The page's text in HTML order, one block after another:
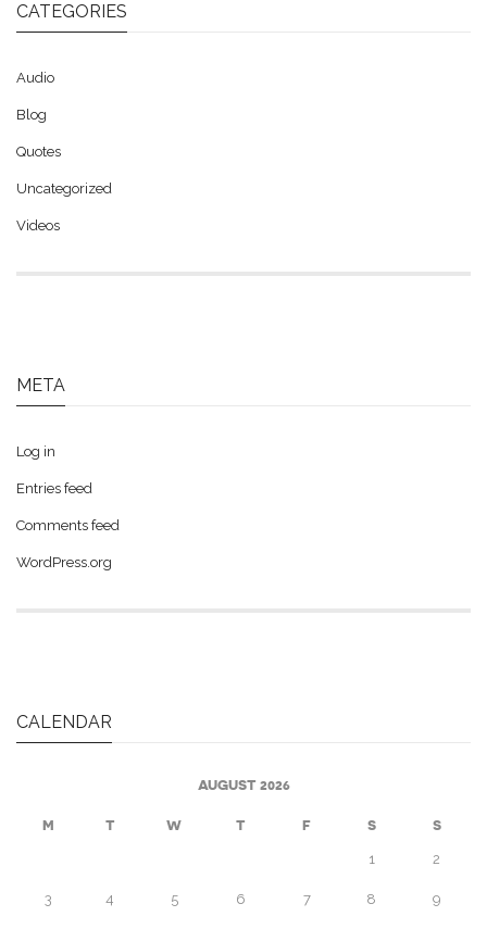
CATEGORIES
Audio
Blog
Quotes
Uncategorized
Videos
META
Log in
Entries feed
Comments feed
WordPress.org
CALENDAR
AUGUST 2026
M T W T F S S
1 2
3 4 5 6 7 8 9